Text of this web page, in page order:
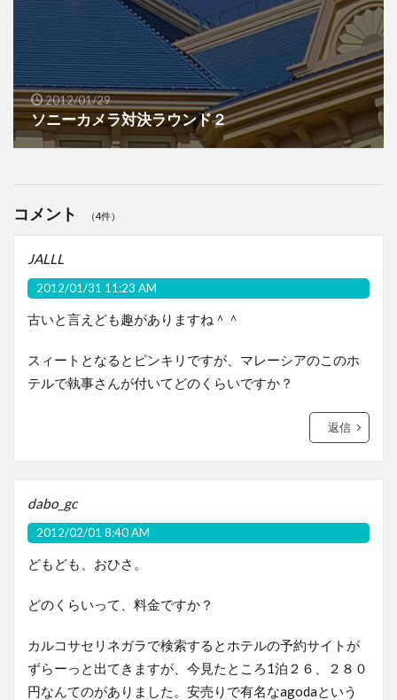
2012/01/29
ソニーカメラ対決ラウンド２
コメント （4件）
JALLL
2012/01/31 11:23 AM
古いと言えども趣がありますね＾＾
スィートとなるとピンキリですが、マレーシアのこのホ
テルで執事さんが付いてどのくらいですか？
返信
dabo_gc
2012/02/01 8:40 AM
どもども、おひさ。
どのくらいって、料金ですか？
カルコサセリネガラで検索するとホテルの予約サイトが
ずらーっと出てきますが、今見たところ1泊２６、２８０
円なんてのがありました。安売りで有名なagodaという